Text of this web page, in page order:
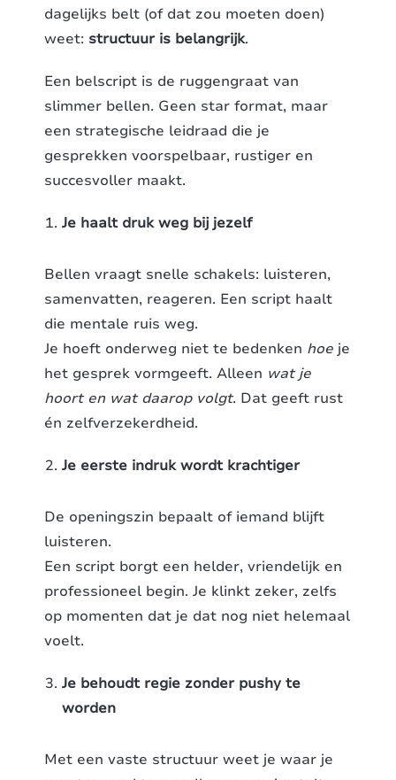
dagelijks belt (of dat zou moeten doen)
weet: structuur is belangrijk.
Een belscript is de ruggengraat van
slimmer bellen. Geen star format, maar
een strategische leidraad die je
gesprekken voorspelbaar, rustiger en
succesvoller maakt.
Je haalt druk weg bij jezelf
Bellen vraagt snelle schakels: luisteren,
samenvatten, reageren. Een script haalt
die mentale ruis weg.
Je hoeft onderweg niet te bedenken hoe je
het gesprek vormgeeft. Alleen wat je
hoort en wat daarop volgt. Dat geeft rust
én zelfverzekerdheid.
Je eerste indruk wordt krachtiger
De openingszin bepaalt of iemand blijft
luisteren.
Een script borgt een helder, vriendelijk en
professioneel begin. Je klinkt zeker, zelfs
op momenten dat je dat nog niet helemaal
voelt.
Je behoudt regie zonder pushy te
worden
Met een vaste structuur weet je waar je